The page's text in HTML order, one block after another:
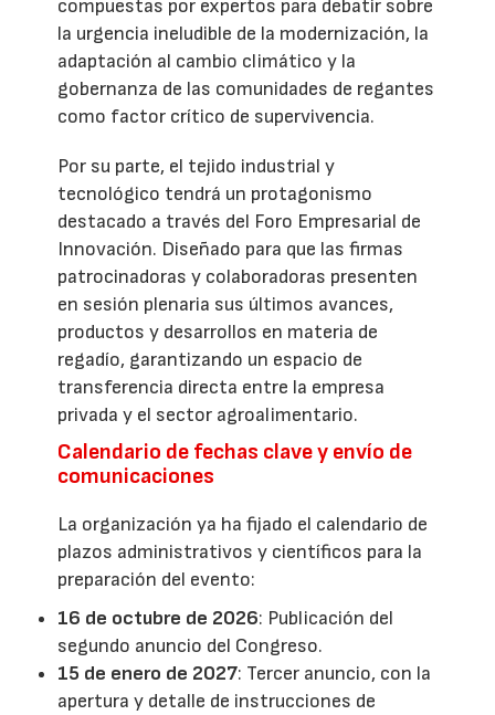
compuestas por expertos para debatir sobre
la urgencia ineludible de la modernización, la
adaptación al cambio climático y la
gobernanza de las comunidades de regantes
como factor crítico de supervivencia.
Por su parte, el tejido industrial y
tecnológico tendrá un protagonismo
destacado a través del Foro Empresarial de
Innovación. Diseñado para que las firmas
patrocinadoras y colaboradoras presenten
en sesión plenaria sus últimos avances,
productos y desarrollos en materia de
regadío, garantizando un espacio de
transferencia directa entre la empresa
privada y el sector agroalimentario.
Calendario de fechas clave y envío de
comunicaciones
La organización ya ha fijado el calendario de
plazos administrativos y científicos para la
preparación del evento:
16 de octubre de 2026: Publicación del
segundo anuncio del Congreso.
15 de enero de 2027: Tercer anuncio, con la
apertura y detalle de instrucciones de